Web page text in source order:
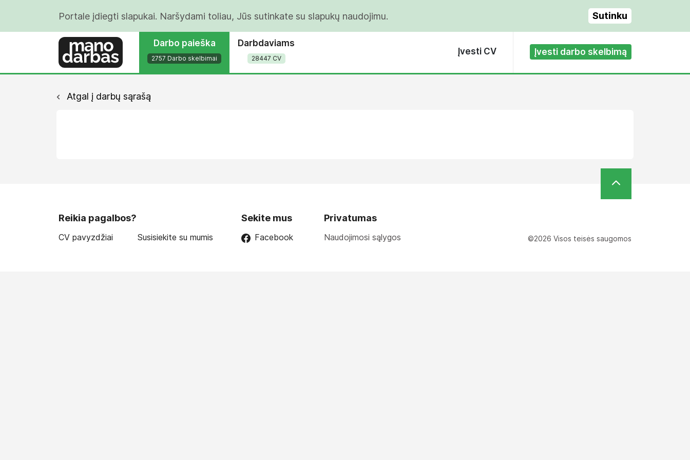
Portale įdiegti slapukai. Naršydami toliau, Jūs sutinkate su slapukų naudojimu. Sutinku
Darbo paieška
2757 Darbo skelbimai
Darbdaviams
28447 CV
Įvesti CV Įvesti darbo skelbimą
Atgal į darbų sąrašą
Reikia pagalbos?
CV pavyzdžiai Susisiekite su mumis
Sekite mus
Facebook
Privatumas
Naudojimosi sąlygos ©2026 Visos teisės saugomos